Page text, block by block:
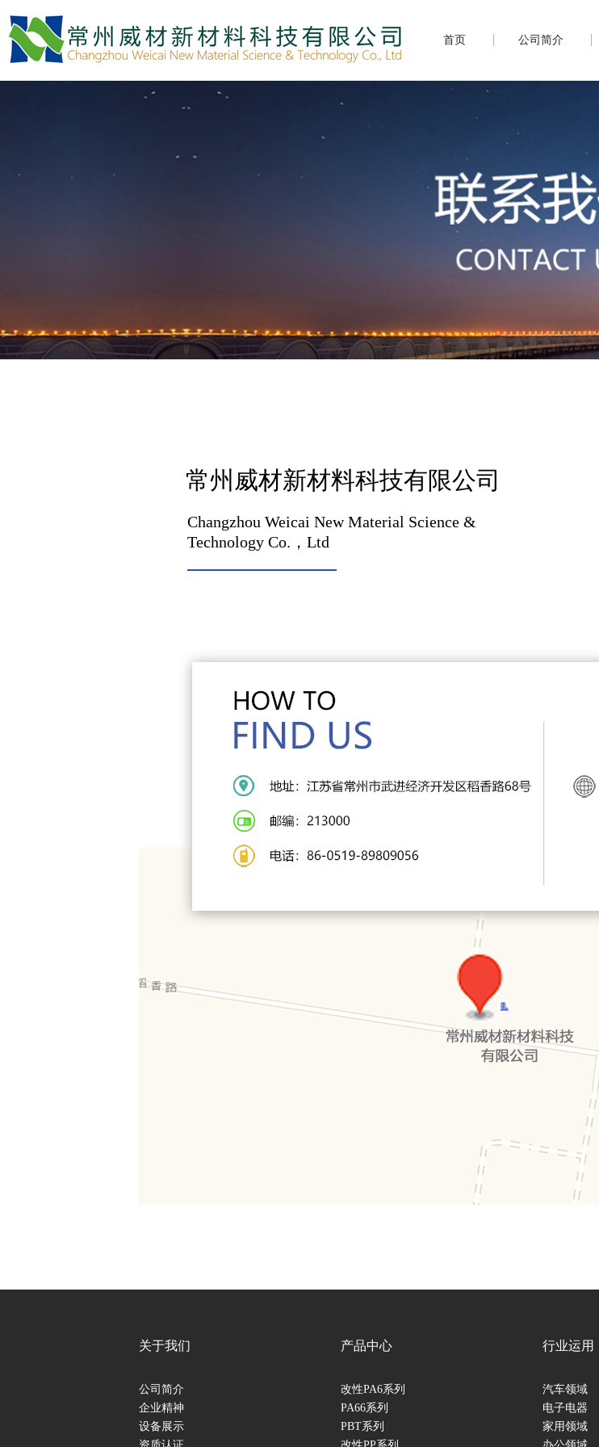
首页 公司简介
常州威材新材料科技有限公司
Changzhou Weicai New Material Science &
Technology Co.，Ltd
关于我们 产品中心 行业运用
公司简介
企业精神
设备展示
改性PA6系列
PA66系列
PBT系列
汽车领域
电子电器
家用领域